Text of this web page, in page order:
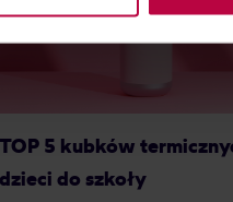
TOP 5 kubków
dzieci do szkoły